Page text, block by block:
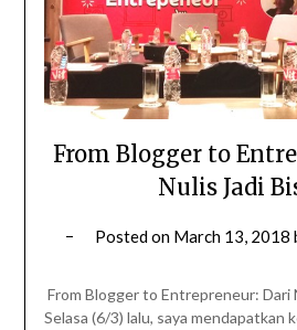
From Blogger to
Nulis Jadi
Posted on March 13, 2018
From Blogger to Entrepreneur: Dari
Selasa (6/3) lalu, saya mendapatkan